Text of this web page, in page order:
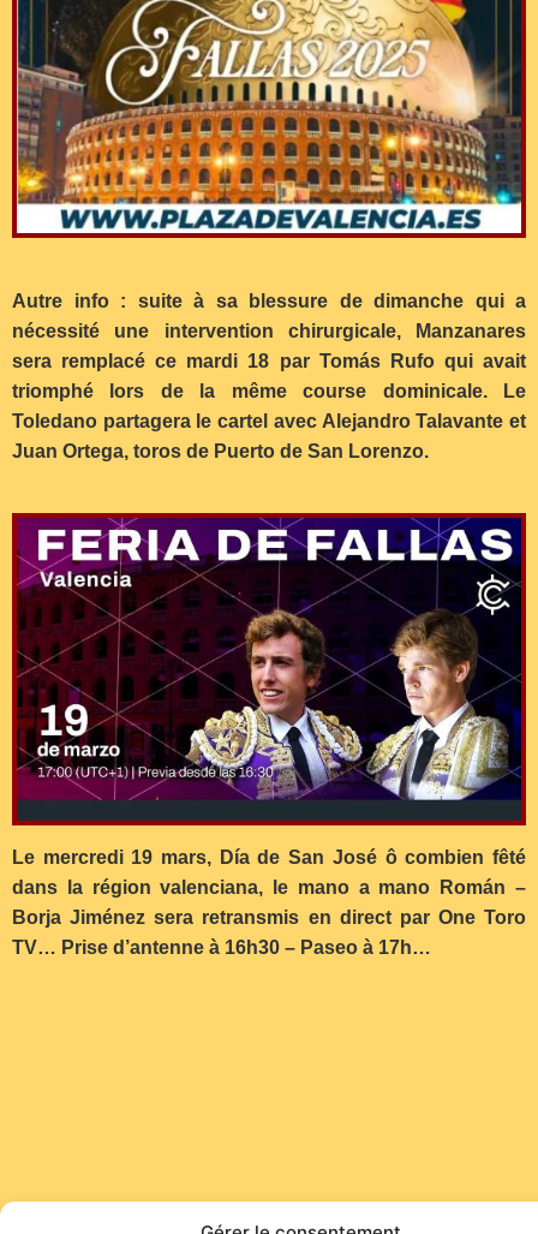
Autre info : suite à sa blessure de dimanche qui a
nécessité une intervention chirurgicale, Manzanares
sera remplacé ce mardi 18 par Tomás Rufo qui avait
triomphé lors de la même course dominicale. Le
Toledano partagera le cartel avec Alejandro Talavante et
Juan Ortega, toros de Puerto de San Lorenzo.
Le mercredi 19 mars, Día de San José ô combien fêté
dans la région valenciana, le mano a mano Román –
Borja Jiménez sera retransmis en direct par One Toro
TV… Prise d’antenne à 16h30 – Paseo à 17h…